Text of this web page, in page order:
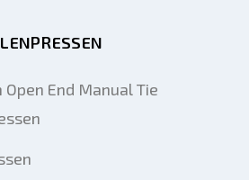
End Manual Tie